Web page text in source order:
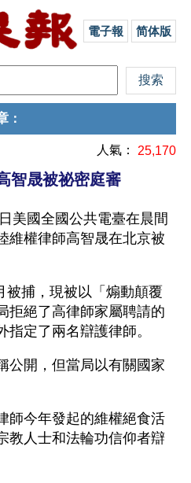
電子報 简体版
：
人氣： 25,170
智晟被祕密庭審
美國全國公共電臺在晨間
維權律師高智晟在北京被
被捕，現被以「煽動顛覆
拒絕了高律師家屬聘請的
定了兩名辯護律師。
公開，但當局以有關國家
師今年發起的維權絕食活
教人士和法輪功信仰者辯